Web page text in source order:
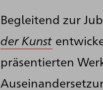
Begleitend zur
der Kunst
präsentierten